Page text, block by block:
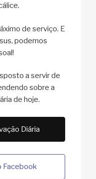
de serviço. E
podemos
a servir de
sobre a
de hoje.
Diária
Facebook